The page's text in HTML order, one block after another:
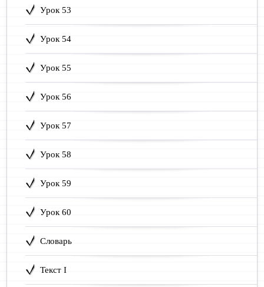
Урок 53
Урок 54
Урок 55
Урок 56
Урок 57
Урок 58
Урок 59
Урок 60
Словарь
Текст I